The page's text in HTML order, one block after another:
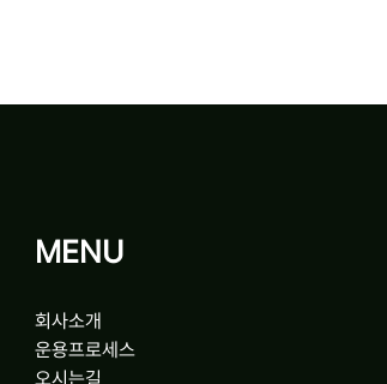
MENU
회사소개
운용프로세스
오시는길